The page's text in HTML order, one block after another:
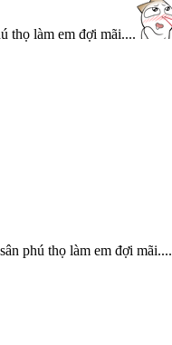
thọ làm em đợi mãi....
phú thọ làm em đợi mãi....